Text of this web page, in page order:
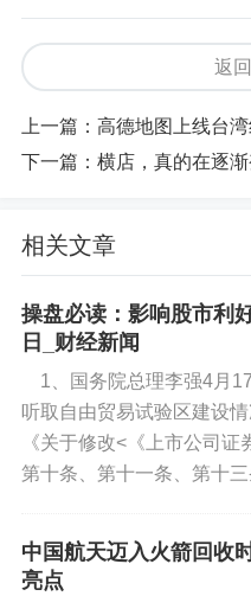
返
上一篇： 高德地图上线台
下一篇： 横店，真的在逐渐
相关文章
操盘必读：影响股市利
日_财经新闻
1、国务院总理李强4月
听取自由贸易试验区建
《关于修改<《上市公司证
第十条、第十一条、第十
中国航天迈入火箭回收
亮点